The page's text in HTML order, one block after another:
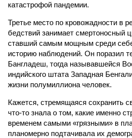
катастрофой пандемии.
Третье место по кровожадности в
бедствий занимает смертоносный
ставший самым мощным среди
историю наблюдений. Он поразил
Бангладеш, тогда называвшейся
индийского штата Западная
жизни полумиллиона человек.
Кажется, стремящаяся сохранить
что-то знала о том, какие именно
временем самыми «грязными» в
планомерно подтачивала их